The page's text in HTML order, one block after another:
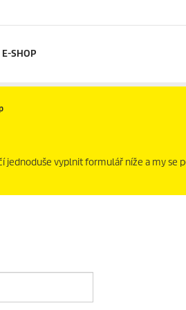
E-SHOP
jednoduše vyplnit formulář níže a my se